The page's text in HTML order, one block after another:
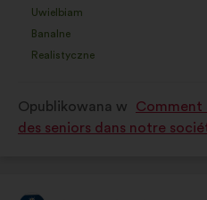
:
w
kategorii:
Uwielbiam
:razy
Banalne
:razy
Realistyczne
:razy
Opublikowana w
Comment
des seniors dans notre